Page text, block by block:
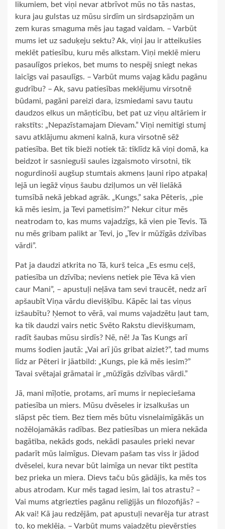
likumiem, bet viņi nevar atbrīvot mūs no tās nastas,
kura jau gulstas uz mūsu sirdīm un sirdsapziņām un
zem kuras smaguma mēs jau tagad vaidam. – Varbūt
mums iet uz saduķeju sektu? Ak, viņi jau ir atteikušies
meklēt patiesību, kuru mēs alkstam. Viņi meklē mieru
pasaulīgos priekos, bet mums to nespēj sniegt nekas
laicīgs vai pasaulīgs. – Varbūt mums vajag kādu pagānu
gudrību? – Ak, savu patiesības meklējumu virsotnē
būdami, pagāni pareizi dara, izsmiedami savu tautu
daudzos elkus un māņticību, bet pat uz viņu altāriem ir
rakstīts: „Nepazīstamajam Dievam.” Viņi nemitīgi stumj
savu atklājumu akmeni kalnā, kura virsotnē sēž
patiesība. Bet tik bieži notiek tā: tiklīdz kā viņi domā, ka
beidzot ir sasnieguši saules izgaismoto virsotni, tik
nogurdinoši augšup stumtais akmens ļauni ripo atpakaļ
lejā un iegāž viņus šaubu dziļumos un vēl lielākā
tumsībā nekā jebkad agrāk. „Kungs,” saka Pēteris, „pie
kā mēs iesim, ja Tevi pametīsim?” Nekur citur mēs
neatrodam to, kas mums vajadzīgs, kā vien pie Tevis. Tā
nu mēs gribam palikt ar Tevi, jo „Tev ir mūžīgās dzīvības
vārdi”.
Pat ja daudzi atkrita no Tā, kurš teica „Es esmu ceļš,
patiesība un dzīvība; neviens netiek pie Tēva kā vien
caur Mani”, – apustuļi neļāva tam sevi traucēt, nedz arī
apšaubīt Viņa vārdu dievišķību. Kāpēc lai tas viņus
izšaubītu? Ņemot to vērā, vai mums vajadzētu ļaut tam,
ka tik daudzi vairs netic Svēto Rakstu dievišķumam,
radīt šaubas mūsu sirdīs? Nē, nē! Ja Tas Kungs arī
mums šodien jautā: „Vai arī jūs gribat aiziet?”, tad mums
līdz ar Pēteri ir jāatbild: „Kungs, pie kā mēs iesim?”
Tavai svētajai grāmatai ir „mūžīgās dzīvības vārdi.”
Jā, mani mīļotie, protams, arī mums ir nepieciešama
patiesība un miers. Mūsu dvēseles ir izsalkušas un
slāpst pēc tiem. Bez tiem mēs būtu visnelaimīgākās un
nožēlojamākās radības. Bez patiesības un miera nekāda
bagātība, nekāds gods, nekādi pasaules prieki nevar
padarīt mūs laimīgus. Dievam pašam tas viss ir jādod
dvēselei, kura nevar būt laimīga un nevar tikt pestīta
bez prieka un miera. Dievs taču būs gādājis, ka mēs tos
abus atrodam. Kur mēs tagad iesim, lai tos atrastu? –
Vai mums atgriezties pagānu reliģijās un filozofijās? –
Ak vai! Kā jau redzējām, pat apustuļi nevarēja tur atrast
to, ko meklēja. – Varbūt mums vajadzētu pievērsties